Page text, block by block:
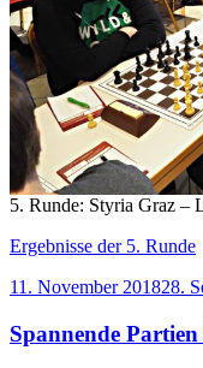
5. Runde: Styria Graz –
Ergebnisse der 5. Runde
Veröffentlicht
11. November 201828.
Spannende